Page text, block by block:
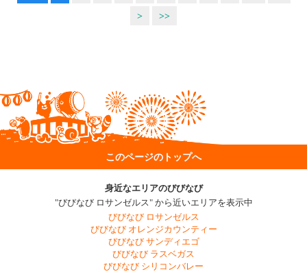
>
>>
このページのトップへ
身近なエリアのびびなび
"びびなび ロサンゼルス" から近いエリアを表示中
びびなび ロサンゼルス
びびなび オレンジカウンティー
びびなび サンディエゴ
びびなび ラスベガス
びびなび シリコンバレー